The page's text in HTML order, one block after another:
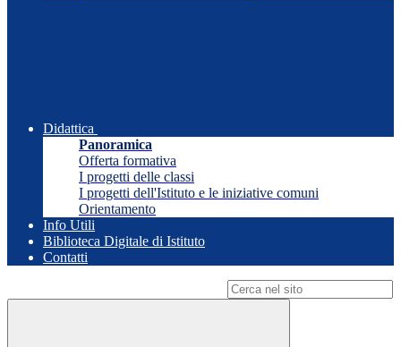
Didattica
Panoramica
Offerta formativa
I progetti delle classi
I progetti dell'Istituto e le iniziative comuni
Orientamento
Info Utili
Biblioteca Digitale di Istituto
Contatti